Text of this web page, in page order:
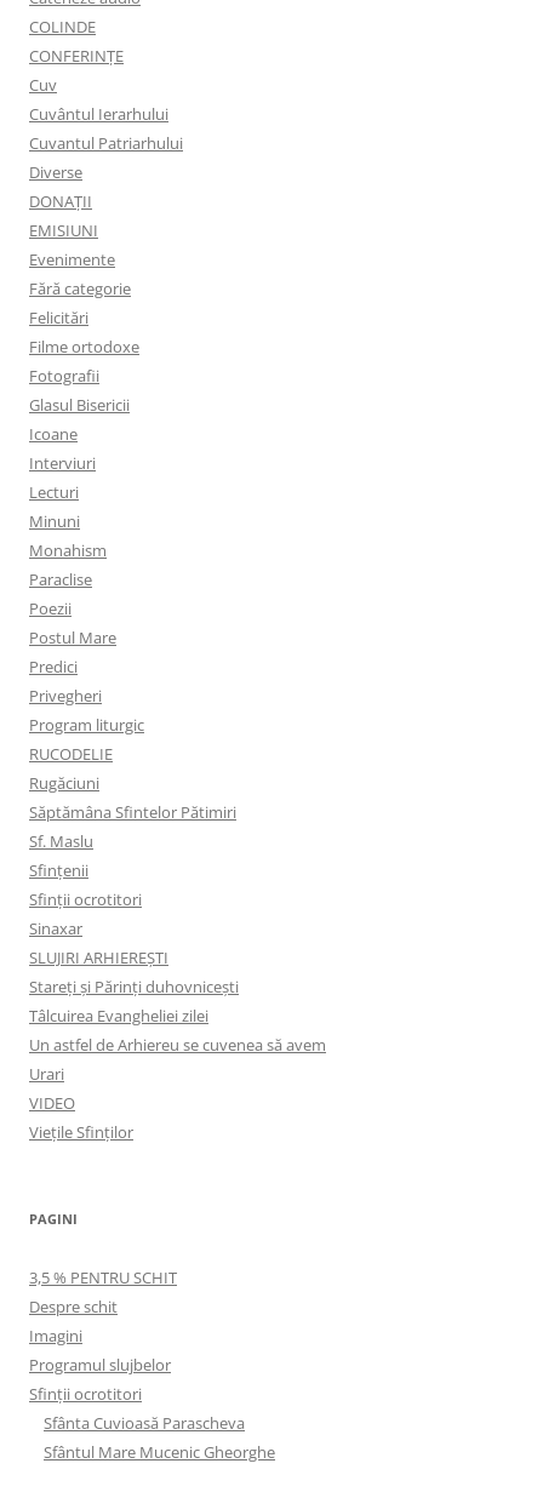
COLINDE
CONFERINȚE
Cuv
Cuvântul Ierarhului
Cuvantul Patriarhului
Diverse
DONAȚII
EMISIUNI
Evenimente
Fără categorie
Felicitări
Filme ortodoxe
Fotografii
Glasul Bisericii
Icoane
Interviuri
Lecturi
Minuni
Monahism
Paraclise
Poezii
Postul Mare
Predici
Privegheri
Program liturgic
RUCODELIE
Rugăciuni
Săptămâna Sfintelor Pătimiri
Sf. Maslu
Sfințenii
Sfinții ocrotitori
Sinaxar
SLUJIRI ARHIEREȘTI
Stareți și Părinți duhovnicești
Tâlcuirea Evangheliei zilei
Un astfel de Arhiereu se cuvenea să avem
Urari
VIDEO
Viețile Sfinților
PAGINI
3,5 % PENTRU SCHIT
Despre schit
Imagini
Programul slujbelor
Sfinţii ocrotitori
Sfânta Cuvioasă Parascheva
Sfântul Mare Mucenic Gheorghe